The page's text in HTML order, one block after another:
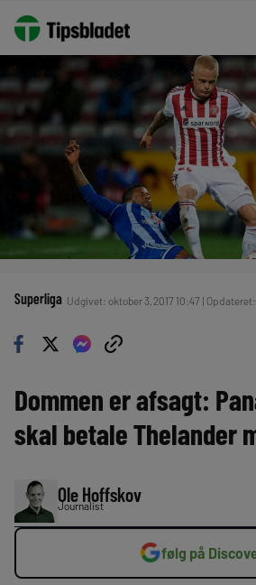
Superliga Udgivet: oktober 3, 2017 10:47 |
Dommen er afsagt:
skal betale Thelander
Ole Hoffskov
Journalist
følg på